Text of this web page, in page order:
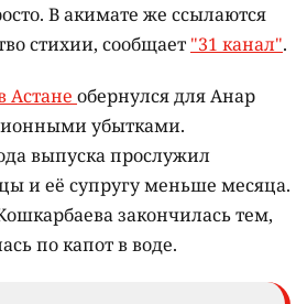
В акимате же ссылаются
стихии, сообщает "31 канал".
Астане обернулся для Анар
убытками.
выпуска прослужил
и её супругу меньше месяца.
закончилась тем,
по капот в воде.